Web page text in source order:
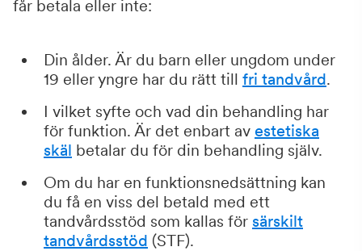
får betala eller inte:
Din ålder. Är du barn eller ungdom under
19 eller yngre har du rätt till fri tandvård.
I vilket syfte och vad din behandling har
för funktion. Är det enbart av estetiska
skäl betalar du för din behandling själv.
Om du har en funktionsnedsättning kan
du få en viss del betald med ett
tandvårdsstöd som kallas för särskilt
tandvårdsstöd (STF).